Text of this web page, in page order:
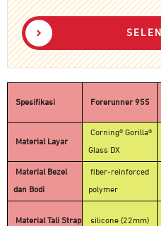
Spesifikasi Forerunner 955
Material Layar
Corning® Gorilla®
Glass DX
Material Bezel
dan Bodi
fiber-reinforced
polymer
Material Tali Strap silicone (22mm)